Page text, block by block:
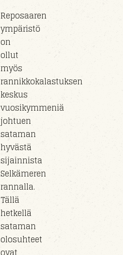
Reposaaren
ympäristö
on
ollut
myös
rannikkokalastuksen
keskus
vuosikymmeniä
johtuen
sataman
hyvästä
sijainnista
Selkämeren
rannalla.
Tällä
hetkellä
sataman
olosuhteet